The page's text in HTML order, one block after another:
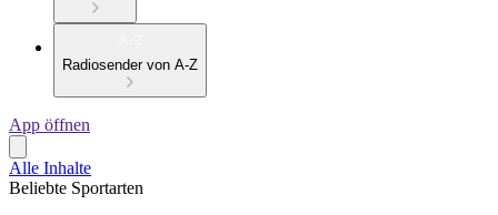
Radiosender von A-Z
App öffnen
Alle Inhalte
Beliebte Sportarten